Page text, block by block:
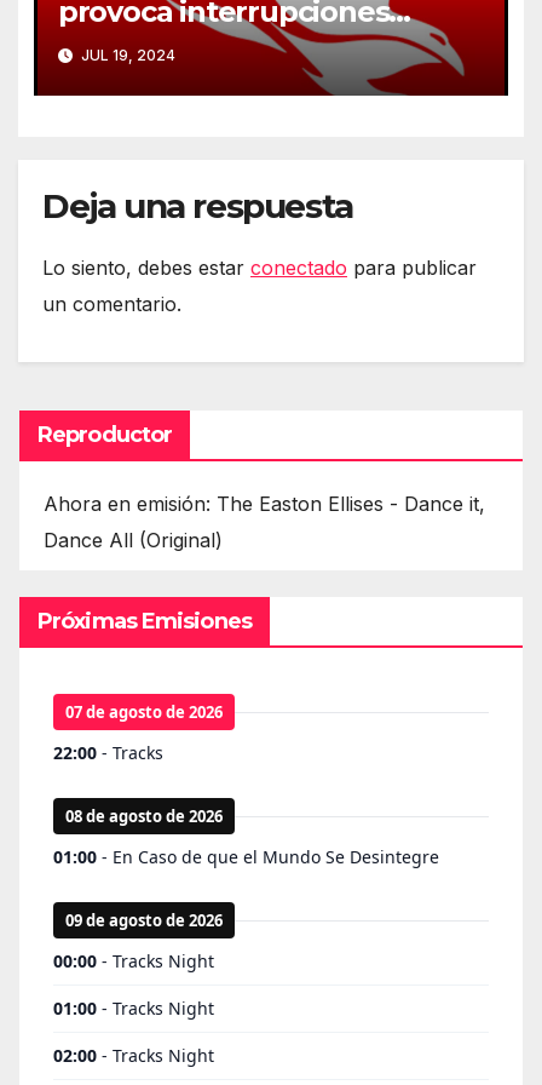
provoca interrupciones
masivas en servicios críticos
JUL 19, 2024
Deja una respuesta
Lo siento, debes estar conectado para publicar
un comentario.
Reproductor
Ahora en emisión: The Easton Ellises - Dance it,
Dance All (Original)
Próximas Emisiones